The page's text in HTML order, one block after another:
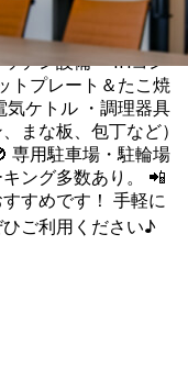
ーズで快適！ 🏠
配信サービス対
トプレート＆たこ焼
気ケトル ・調理器具
まな板、包丁など）
グ多数あり。 📲
すめです！ 手軽に
ひご利用ください♪